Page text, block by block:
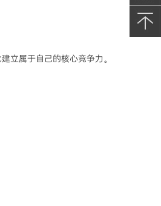
立属于自己的核心竞争力。